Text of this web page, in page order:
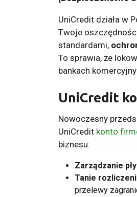
UniCredit działa w
Twoje
standardami,
To sprawia, że
bankach
UniCredit
Nowoczesny
UniCredit konto
biznesu:
Zarządzanie
Tanie
przelewy